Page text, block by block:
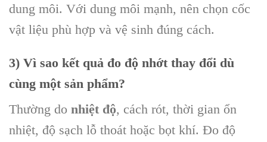
dung môi. Với dung môi mạnh, nên chọn cốc
vật liệu phù hợp và vệ sinh đúng cách.
3) Vì sao kết quả đo độ nhớt thay đổi dù
cùng một sản phẩm?
Thường do nhiệt độ, cách rót, thời gian ổn
nhiệt, độ sạch lỗ thoát hoặc bọt khí. Đo độ